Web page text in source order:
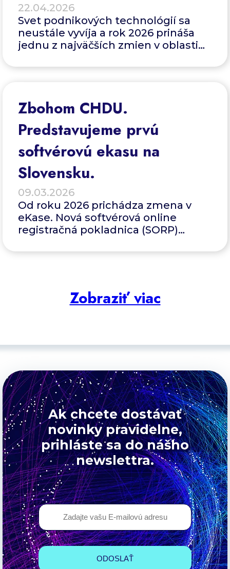
22.04.2026
Svet podnikových technológií sa
neustále vyvíja a rok 2026 prináša
jednu z najväčších zmien v oblasti
projektu eKasa. Ak prevádzkujete
známe. Teraz sa však do popredia
online registračná pokladnica).
Zbohom CHDU.
Predstavujeme prvú
softvérovú ekasu na
Slovensku.
09.03.2026
Od roku 2026 prichádza zmena v
eKase. Nová softvérová online
registračná pokladnica (SORP)
tržieb bezpečne do cloudu.
Zobraziť viac
Ak chcete dostávať
novinky pravidelne,
prihláste sa do nášho
newslettra.